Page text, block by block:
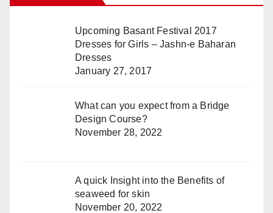
Upcoming Basant Festival 2017
Dresses for Girls – Jashn-e Baharan
Dresses
January 27, 2017
What can you expect from a Bridge
Design Course?
November 28, 2022
A quick Insight into the Benefits of
seaweed for skin
November 20, 2022